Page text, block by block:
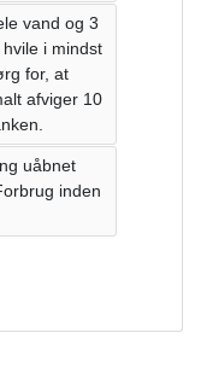
vand og 3
i mindst
for, at
afviger 10
uåbnet
inden